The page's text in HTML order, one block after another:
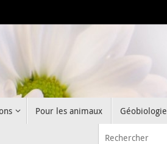
Pour les animaux Géobiologie